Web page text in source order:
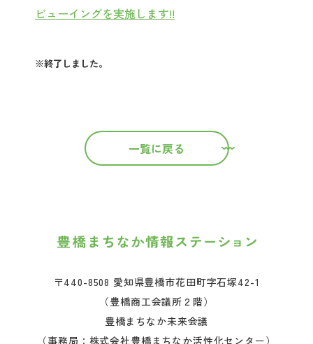
ビューイングを実施します!!
※終了しました。
一覧に戻る
〒440-8508 愛知県豊橋市花田町字石塚42-1
（豊橋商工会議所２階）
豊橋まちなか未来会議
（事務局：株式会社豊橋まちなか活性化センター）